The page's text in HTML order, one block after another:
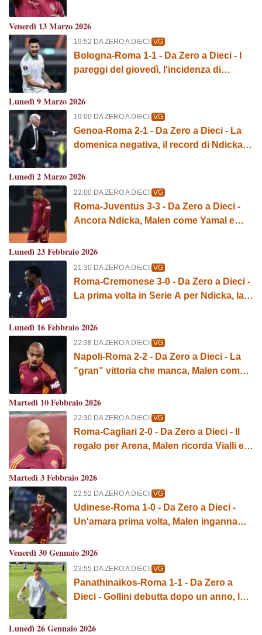
Venerdì 13 Marzo 2026
19:52 DA ZERO A DIECI VG
Bologna-Roma 1-1 - Da Zero a Dieci - I
pareggi del giovedì, l'incidenza di
Lunedì 9 Marzo 2026
19:00 DA ZERO A DIECI VG
Genoa-Roma 2-1 - Da Zero a Dieci - La
domenica negativa, il record di Ndicka e
Lunedì 2 Marzo 2026
22:00 DA ZERO A DIECI VG
Roma-Juventus 3-3 - Da Zero a Dieci -
Ancora Ndicka, Malen come Yamal e
Lunedì 23 Febbraio 2026
21:30 DA ZERO A DIECI VG
Roma-Cremonese 3-0 - Da Zero a Dieci -
La prima volta in Serie A per Ndicka, la
Lunedì 16 Febbraio 2026
22:38 DA ZERO A DIECI VG
Napoli-Roma 2-2 - Da Zero a Dieci - La
"gran" vittoria che manca, Malen come
tabù
Martedì 10 Febbraio 2026
22:30 DA ZERO A DIECI VG
Roma-Cagliari 2-0 - Da Zero a Dieci - Il
regalo per Arena, Malen ricorda Vialli e il
Martedì 3 Febbraio 2026
22:52 DA ZERO A DIECI VG
Udinese-Roma 1-0 - Da Zero a Dieci -
Un'amara prima volta, Malen inganna
Mancini
Venerdì 30 Gennaio 2026
23:55 DA ZERO A DIECI VG
Panathinaikos-Roma 1-1 - Da Zero a
Dieci - Gollini debutta dopo un anno, la
Ziolkowski
Lunedì 26 Gennaio 2026